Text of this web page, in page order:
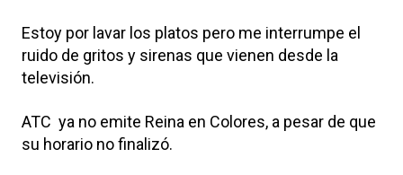
Estoy por lavar los platos pero me interrumpe el
ruido de gritos y sirenas que vienen desde la
televisión.
ATC ya no emite Reina en Colores, a pesar de que
su horario no finalizó.